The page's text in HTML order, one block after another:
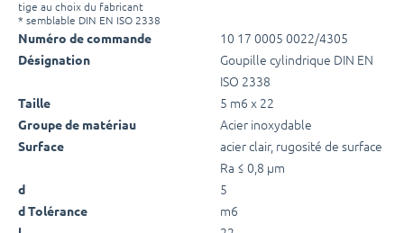
tige au choix du fabricant
* semblable DIN EN ISO 2338
Numéro de commande 10 17 0005 0022/4305
Désignation
Goupille cylindrique DIN EN
ISO 2338
Taille 5 m6 x 22
Groupe de matériau Acier inoxydable
Surface
acier clair, rugosité de surface
Ra ≤ 0,8 µm
d 5
d Tolérance m6